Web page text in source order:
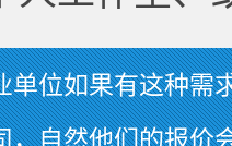
单位如果有这种需
，自然他们的报价